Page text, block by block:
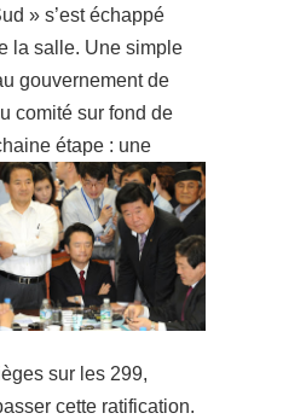
» s’est échappé
la salle. Une simple
gouvernement de
comité sur fond de
étape : une
sur les 299,
cette ratification.